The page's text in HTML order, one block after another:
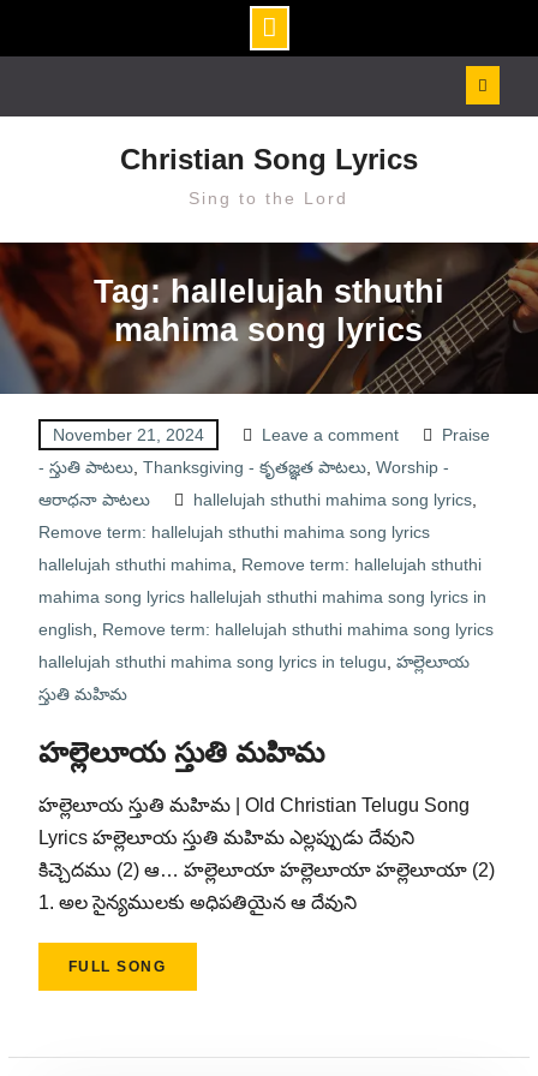
Christian Song Lyrics
Sing to the Lord
Tag: hallelujah sthuthi
mahima song lyrics
November 21, 2024 Leave a comment
Praise
- స్తుతి పాటలు, Thanksgiving - కృతజ్ఞత పాటలు, Worship -
ఆరాధనా పాటలు
hallelujah sthuthi mahima song lyrics,
Remove term: hallelujah sthuthi mahima song lyrics
hallelujah sthuthi mahima
Remove term: hallelujah sthuthi
mahima song lyrics hallelujah sthuthi mahima song lyrics in
english
Remove term: hallelujah sthuthi mahima song lyrics
hallelujah sthuthi mahima song lyrics in telugu హల్లెలూయ
స్తుతి మహిమ
హల్లెలూయ స్తుతి మహిమ
హల్లెలూయ స్తుతి మహిమ | Old Christian Telugu Song
Lyrics హల్లెలూయ స్తుతి మహిమ ఎల్లప్పుడు దేవుని
కిచ్చెదము (2) ఆ… హల్లెలూయా హల్లెలూయా హల్లెలూయా (2)
1. అల సైన్యములకు అధిపతియైన ఆ దేవుని
FULL SONG